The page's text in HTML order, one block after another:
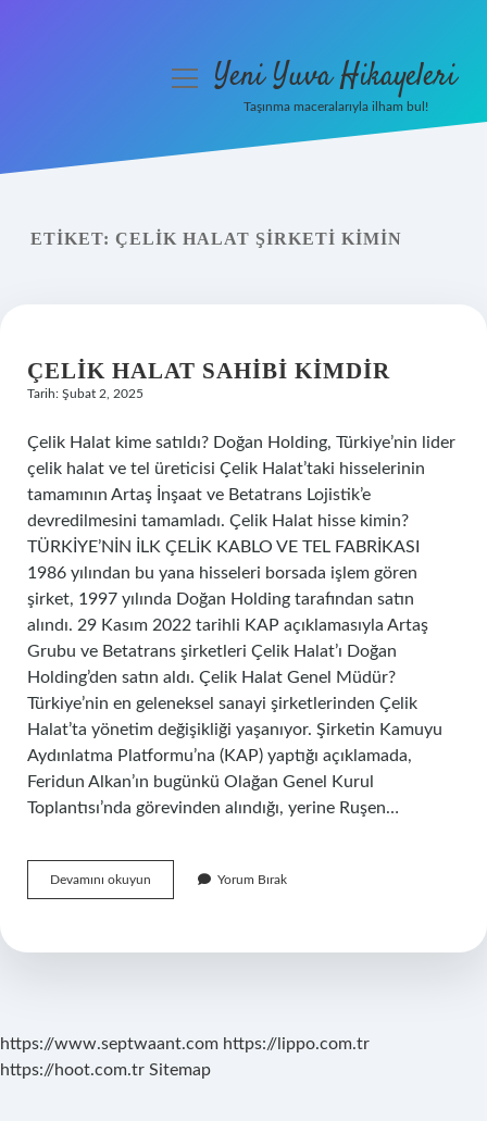
Yasal Uyarı
menüyüYeni Yuva Hikayeleri
Taşınma maceralarıyla ilham bul!
ETIKET: ÇELIK HALAT ŞIRKETI KIMIN
ÇELIK HALAT SAHIBI KIMDIR
Tarih: Şubat 2, 2025
Çelik Halat kime satıldı? Doğan Holding, Türkiye’nin lider
çelik halat ve tel üreticisi Çelik Halat’taki hisselerinin
tamamının Artaş İnşaat ve Betatrans Lojistik’e
devredilmesini tamamladı. Çelik Halat hisse kimin?
TÜRKİYE’NİN İLK ÇELİK KABLO VE TEL FABRİKASI
1986 yılından bu yana hisseleri borsada işlem gören
şirket, 1997 yılında Doğan Holding tarafından satın
alındı. 29 Kasım 2022 tarihli KAP açıklamasıyla Artaş
Grubu ve Betatrans şirketleri Çelik Halat’ı Doğan
Holding’den satın aldı. Çelik Halat Genel Müdür?
Türkiye’nin en geleneksel sanayi şirketlerinden Çelik
Halat’ta yönetim değişikliği yaşanıyor. Şirketin Kamuyu
Aydınlatma Platformu’na (KAP) yaptığı açıklamada,
Feridun Alkan’ın bugünkü Olağan Genel Kurul
Toplantısı’nda görevinden alındığı, yerine Ruşen…
Devamını okuyun
Halat
Yorum Bırak
https://www.septwaant.com https://lippo.com.tr
https://hoot.com.tr Sitemap